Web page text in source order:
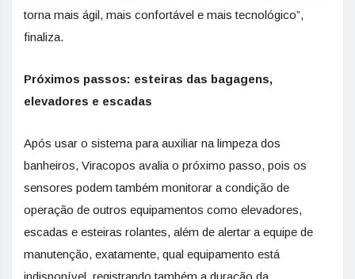
torna mais ágil, mais confortável e mais tecnológico”,
finaliza.
Próximos passos: esteiras das bagagens,
elevadores e escadas
Após usar o sistema para auxiliar na limpeza dos
banheiros, Viracopos avalia o próximo passo, pois os
sensores podem também monitorar a condição de
operação de outros equipamentos como elevadores,
escadas e esteiras rolantes, além de alertar a equipe de
manutenção, exatamente, qual equipamento está
indisponível, registrando também a duração da